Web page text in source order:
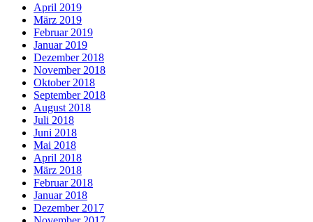
April 2019
März 2019
Februar 2019
Januar 2019
Dezember 2018
November 2018
Oktober 2018
September 2018
August 2018
Juli 2018
Juni 2018
Mai 2018
April 2018
März 2018
Februar 2018
Januar 2018
Dezember 2017